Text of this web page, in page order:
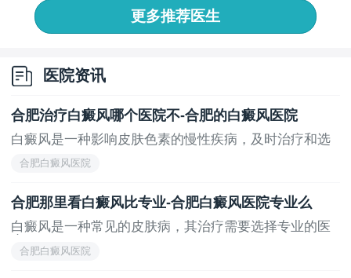
更多推荐医生
医院资讯
合肥治疗白癜风哪个医院不-合肥的白癜风医院
白癜风是一种影响皮肤色素的慢性疾病，及时治疗和选
合肥白癜风医院
合肥那里看白癜风比专业-合肥白癜风医院专业么
白癜风是一种常见的皮肤病，其治疗需要选择专业的医
合肥白癜风医院